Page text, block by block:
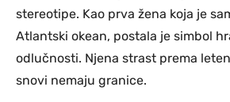
stereotipe. Kao prva žena koja je
Atlantski okean, postala je simbol
odlučnosti. Njena strast prema
snovi nemaju granice.